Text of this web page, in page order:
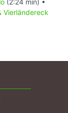
Vierländereck